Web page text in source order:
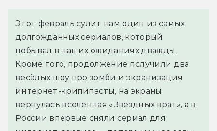
Этот февраль сулит нам один из самых
долгожданных сериалов, который
побывал в наших ожиданиях дважды.
Кроме того, продолжение получили два
весёлых шоу про зомби и экранизация
интернет-крипипасты, на экраны
вернулась вселенная «Звёздных врат», а в
России впервые сняли сериал для